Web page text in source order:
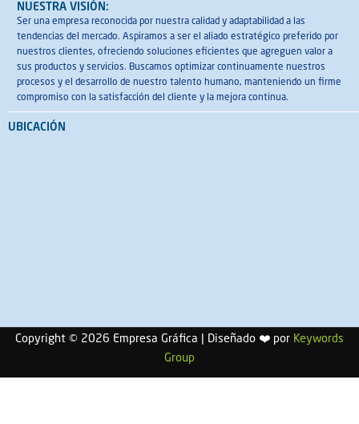
NUESTRA VISIÓN:
Ser una empresa reconocida por nuestra calidad y adaptabilidad a las
tendencias del mercado. Aspiramos a ser el aliado estratégico preferido por
nuestros clientes, ofreciendo soluciones eficientes que agreguen valor a
sus productos y servicios. Buscamos optimizar continuamente nuestros
procesos y el desarrollo de nuestro talento humano, manteniendo un firme
compromiso con la satisfacción del cliente y la mejora continua.
UBICACIÓN
Copyright © 2026 Empresa Gráfica | Diseñado ❤️ por Keywords
Group